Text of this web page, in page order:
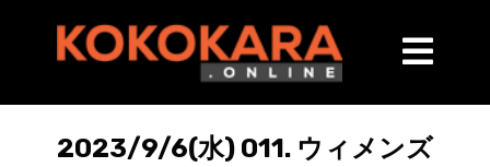
2023/9/6(水) 011. ウィメンズ